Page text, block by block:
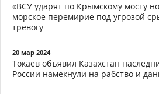
«ВСУ ударят по Крымскому мосту
морское перемирие под угрозой
тревогу
20 мар 2024
Токаев объявил Казахстан
России намекнули на рабство и